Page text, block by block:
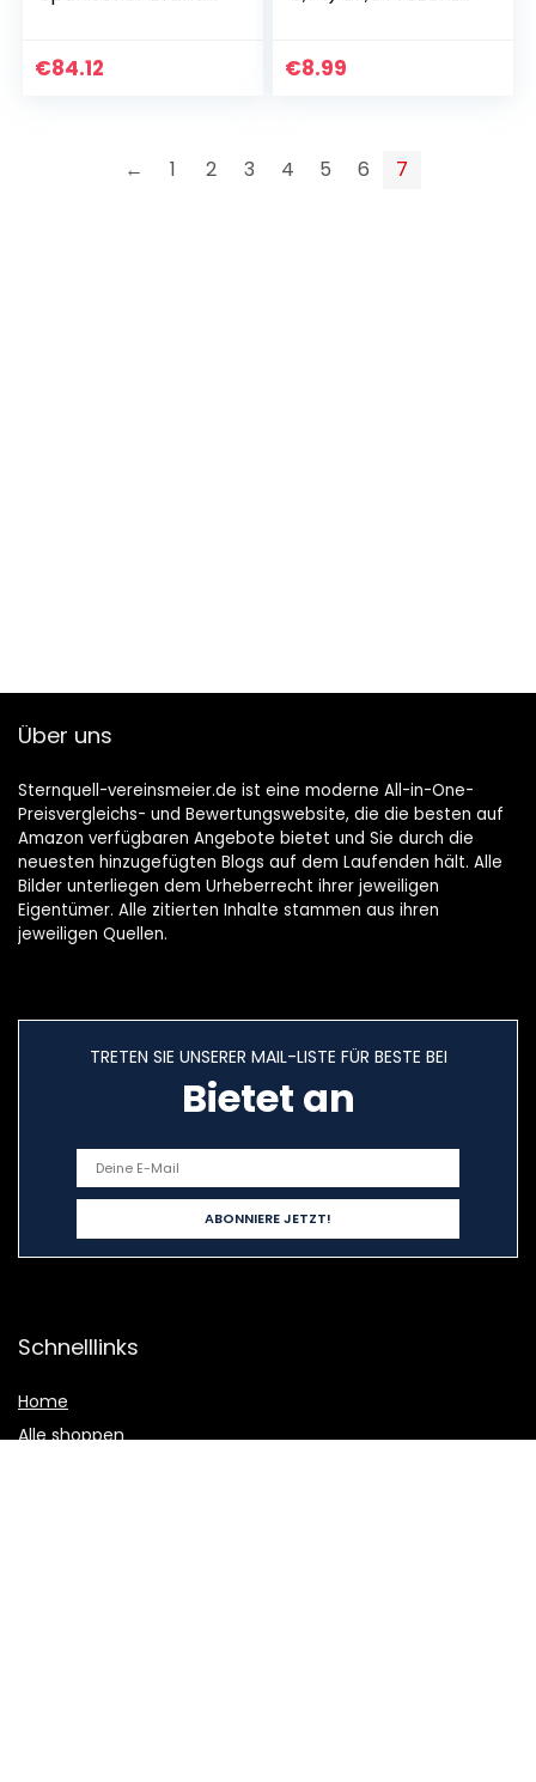
Penedès – im
€84.12
glasklar und
€8.99
← 1 2 3 4 5 6 7
Über uns
Sternquell-vereinsmeier.de ist eine moderne All-in-One-
Preisvergleichs- und Bewertungswebsite, die die besten auf
Amazon verfügbaren Angebote bietet und Sie durch die
neuesten hinzugefügten Blogs auf dem Laufenden hält. Alle
Bilder unterliegen dem Urheberrecht ihrer jeweiligen
Eigentümer. Alle zitierten Inhalte stammen aus ihren
jeweiligen Quellen.
TRETEN SIE UNSERER MAIL-LISTE FÜR BESTE BEI
Bietet an
Schnelllinks
Home
Alle shoppen